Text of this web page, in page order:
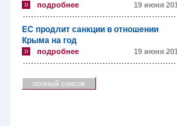
подробнее 19 июня
ЕС продлит санкции в отношении
Крыма на год
подробнее 19 июня
полный список